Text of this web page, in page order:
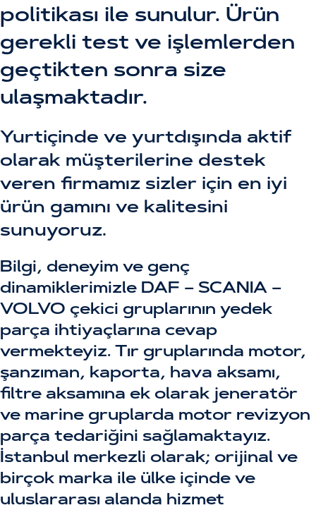
politikası ile sunulur. Ürün
gerekli test ve işlemlerden
geçtikten sonra size
ulaşmaktadır.
Yurtiçinde ve yurtdışında aktif
olarak müşterilerine destek
veren firmamız sizler için en iyi
ürün gamını ve kalitesini
sunuyoruz.
Bilgi, deneyim ve genç
dinamiklerimizle DAF – SCANIA –
VOLVO çekici gruplarının yedek
parça ihtiyaçlarına cevap
vermekteyiz. Tır gruplarında motor,
şanzıman, kaporta, hava aksamı,
filtre aksamına ek olarak jeneratör
ve marine gruplarda motor revizyon
parça tedariğini sağlamaktayız.
İstanbul merkezli olarak; orijinal ve
birçok marka ile ülke içinde ve
uluslararası alanda hizmet